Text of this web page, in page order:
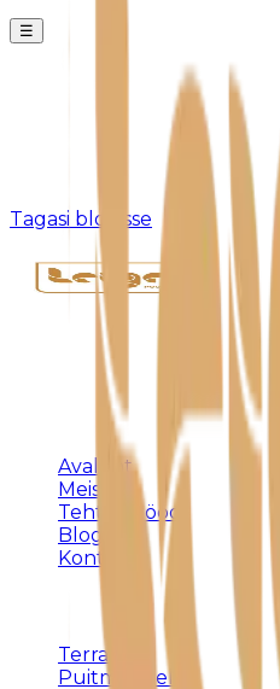
☰
Posti ei
Kahjuks pole sellist
Tagasi blogisse
Täispuidust
varjualused – meistritöö
KLIENDILE
Avaleht
Meist
Tehtud tööd
Blogi
Kontakt
TEENUSED
Terrassid
Puitmööbel